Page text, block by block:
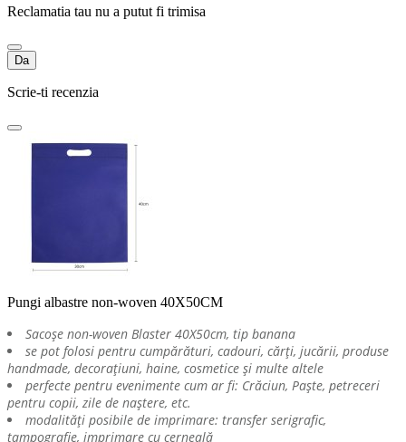
Reclamatia tau nu a putut fi trimisa
Da
Scrie-ti recenzia
Pungi albastre non-woven 40X50CM
Sacoșe non-woven Blaster 40X50cm, tip banana
se pot folosi pentru cumpărături, cadouri, cărți, jucării, produse
handmade, decorațiuni, haine, cosmetice și multe altele
perfecte pentru evenimente cum ar fi: Crăciun, Paște, petreceri
pentru copii, zile de naștere, etc.
modalități posibile de imprimare: transfer serigrafic,
tampografie, imprimare cu cerneală